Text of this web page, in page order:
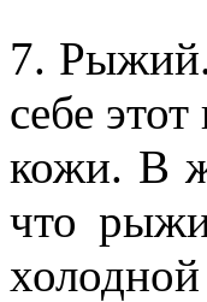
7.
себе
кожи. В
что